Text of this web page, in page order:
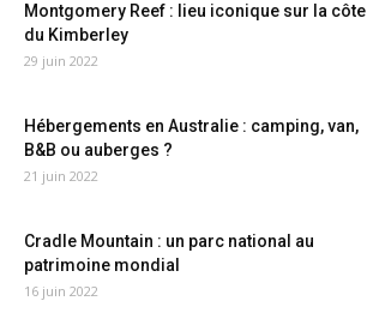
Montgomery Reef : lieu iconique sur la côte
du Kimberley
29 juin 2022
Hébergements en Australie : camping, van,
B&B ou auberges ?
21 juin 2022
Cradle Mountain : un parc national au
patrimoine mondial
16 juin 2022